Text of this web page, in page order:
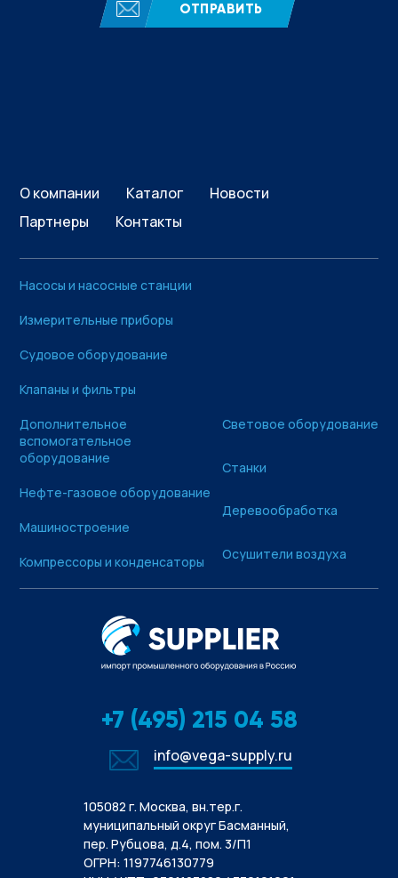
ОТПРАВИТЬ
О компании Каталог
Новости
Партнеры
Контакты
Насосы и насосные станции
Измерительные приборы
Судовое оборудование
Клапаны и фильтры
Дополнительное
вспомогательное
оборудование
Нефте-газовое оборудование
Машиностроение
Компрессоры и конденсаторы
Световое оборудование
Станки
Деревообработка
Осушители воздуха
+7 (495) 215 04 58
info@vega-supply.ru
105082 г. Москва, вн.тер.г.
муниципальный округ Басманный,
пер. Рубцова, д.4, пом. 3/П1
ОГРН: 1197746130779